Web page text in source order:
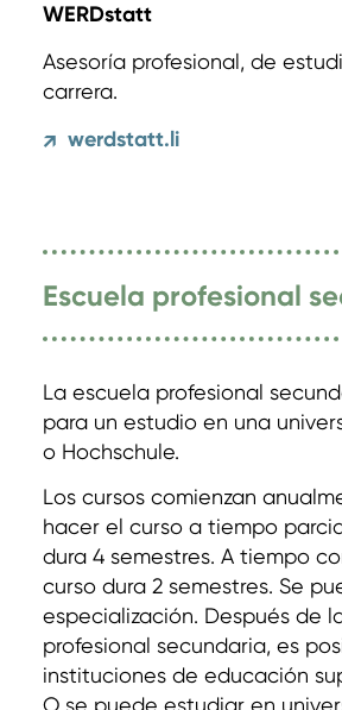
WERDstatt
Asesoría profesional, de
carrera.
↗ werdstatt.li
Escuela profesional
La escuela profesional
para un estudio en una
o Hochschule.
Los cursos comienzan
hacer el curso a tiempo
dura 4 semestres. A tiempo
curso dura 2 semestres. Se
especialización. Después de
profesional secundaria, es
instituciones de educación
O se puede estudiar en